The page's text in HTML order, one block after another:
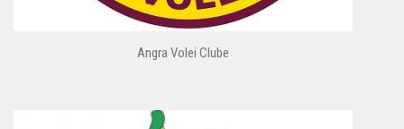
Angra Volei Clube